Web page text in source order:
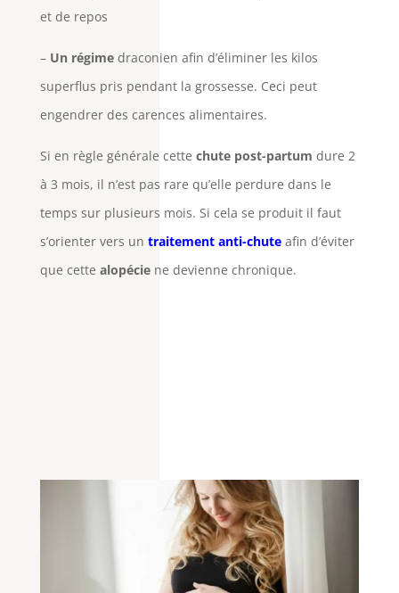
et de repos
– Un régimedraconien afin d’éliminer les kilos
superflus pris pendant la grossesse. Ceci peut
engendrer des carences alimentaires.
Si en règle générale cette chute post-partum dure 2
à 3 mois, il n’est pas rare qu’elle perdure dans le
temps sur plusieurs mois. Si cela se produit il faut
s’orienter vers un traitement anti-chuteafin d’éviter
que cette alopéciene devienne chronique.